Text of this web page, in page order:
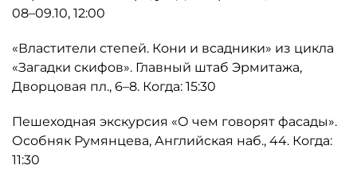
08–09.10, 12:00
«Властители степей. Кони и всадники» из цикла
«Загадки скифов». Главный штаб Эрмитажа,
Дворцовая пл., 6–8. Когда: 15:30
Пешеходная экскурсия «О чем говорят фасады».
Особняк Румянцева, Английская наб., 44. Когда:
11:30